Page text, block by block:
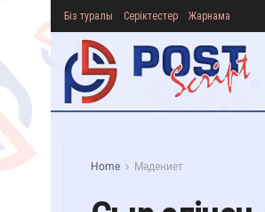
Біз туралы Серіктестер Жарнама
Home Мәдениет